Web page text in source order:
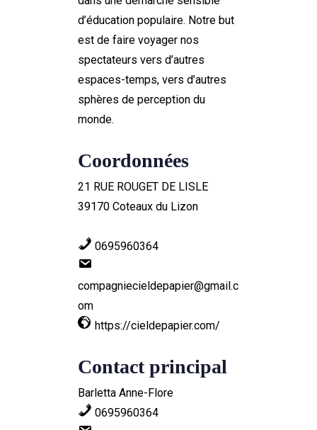
d’éducation populaire. Notre but
est de faire voyager nos
spectateurs vers d’autres
espaces-temps, vers d’autres
sphères de perception du
monde.
Coordonnées
21 RUE ROUGET DE LISLE
39170 Coteaux du Lizon
0695960364
compagniecieldepapier@gmail.c
om
https://cieldepapier.com/
Contact principal
Barletta Anne-Flore
0695960364